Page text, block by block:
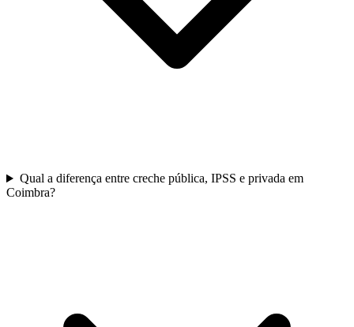
Qual a diferença entre creche pública, IPSS e privada em
Coimbra?